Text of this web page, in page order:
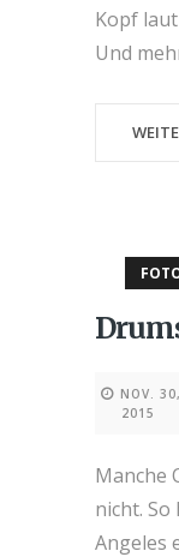
Kopf
Und
NOV. 30,
2015
Manche
nicht.
Angeles